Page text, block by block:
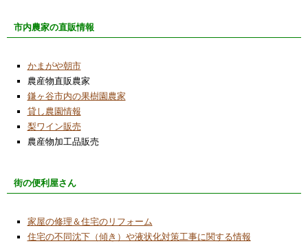
市内農家の直販情報
かまがや朝市
農産物直販農家
鎌ヶ谷市内の果樹園農家
貸し農園情報
梨ワイン販売
農産物加工品販売
街の便利屋さん
家屋の修理＆住宅のリフォーム
住宅の不同沈下（傾き）や液状化対策工事に関する情報